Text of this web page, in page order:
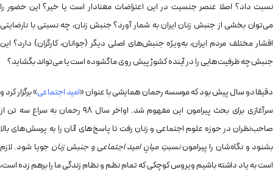
نسبت داد؟ اصلا عنصر جنسیت در این اعتراضات معنادار است یا خیر؟ این حضور را
می‌توان بخشی از جنبش زنان ایران به شمار آورد؟ جنبش زنان، چه نسبتی با نارضایتی
اقشار مختلف مردم ایران، به‌ویژه جنبش‌های اصلی دیگر (جوانان، کارگران) دارد؟ این
جنبش چه ظرفیت‌هایی را در آینده کشورْ پیش روی ما گشوده است یا می‌تواند بگشاید؟
دقیقا دو سال پیش بود که موسسه رحمان همایشی با عنوان «امید اجتماعی» برگزار کرد و
سرآغازی برای بحث پیرامون این مفهوم شد. اواخر سال 98 رحمان به سراغ سه تن از
صاحب‌نظران در حوزه علوم اجتماعی و زنان رفت تا پاسخ‌های آنان را به پرسش‌های بالا
بشنود و نگاه‌شان را پیراموننسبتِ میانِ امید اجتماعی و جنبش زنان جویا شود. لازم
است به یاد داشته باشیم ویروس کوچکی که تمام نظم و نظام زندگی ما را برهم زده است،